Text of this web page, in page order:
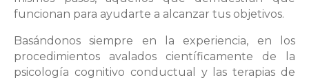
funcionan para ayudarte a alcanzar tus objetivos.
Basándonos siempre en la experiencia, en los
procedimientos avalados científicamente de la
psicología cognitivo conductual y las terapias de